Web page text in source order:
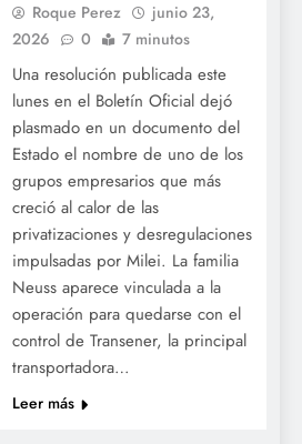
Roque Perez
junio 23,
2026
0 7 minutos
Una resolución publicada este
lunes en el Boletín Oficial dejó
plasmado en un documento del
Estado el nombre de uno de los
grupos empresarios que más
creció al calor de las
privatizaciones y desregulaciones
impulsadas por Milei. La familia
Neuss aparece vinculada a la
operación para quedarse con el
control de Transener, la principal
transportadora…
Leer más